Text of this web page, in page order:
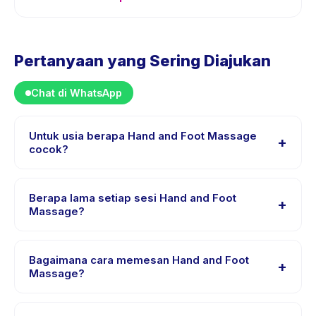
Pertanyaan yang Sering Diajukan
Chat di WhatsApp
Untuk usia berapa Hand and Foot Massage
cocok?
+
segala usia. Instruktur menyesuaikan program untuk
berbagai tingkat kemampuan dalam rentang usia ini
Berapa lama setiap sesi Hand and Foot
Massage?
+
sekitar 45 menit. Datang 10 menit lebih awal untuk
proses check-in yang lancar.
Bagaimana cara memesan Hand and Foot
Massage?
+